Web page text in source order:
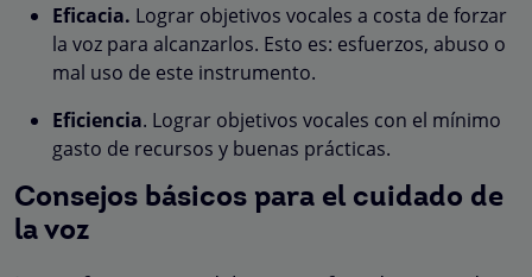
Eficacia. Lograr objetivos vocales a costa de forzar
la voz para alcanzarlos. Esto es: esfuerzos, abuso o
mal uso de este instrumento.
Eficiencia. Lograr objetivos vocales con el mínimo
gasto de recursos y buenas prácticas.
Consejos básicos para el cuidado de
la voz